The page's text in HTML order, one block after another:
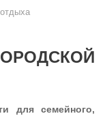
для семейного,